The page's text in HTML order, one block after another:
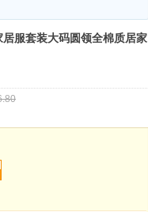
服套装大码圆领全棉质居家